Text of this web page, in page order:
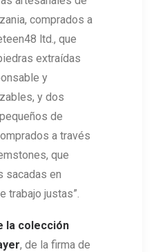
comprados a
ltd., que
extraídas
y
y dos
de
a través
que
sacadas en
trabajo justas”.
la colección
, de la firma de